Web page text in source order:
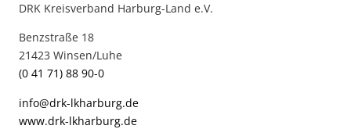
DRK Kreisverband Harburg-Land e.V.
Benzstraße 18
21423 Winsen/Luhe
(0 41 71) 88 90-0
info@drk-lkharburg.de
www.drk-lkharburg.de